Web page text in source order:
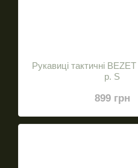
Рукавиці тактичні
р. S
899 грн